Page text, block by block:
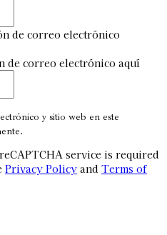
de correo electrónico
de correo electrónico aquí
y sitio web en este
service is required
Privacy Policy and Terms of